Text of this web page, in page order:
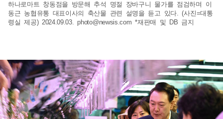
하나로마트 창동점을 방문해 추석 명절 장바구니 물가를 점검하며 이
동근 농협유통 대표이사의 축산물 관련 설명을 듣고 있다. (사진=대통
령실 제공) 2024.09.03.photo@newsis.com *재판매 및 DB 금지